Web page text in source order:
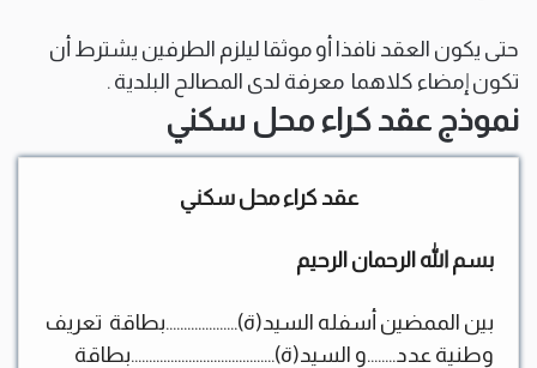
حتى يكون العقد نافذا أو موثقا ليلزم الطرفين يشترط أن
تكون إمضاء كلاهما معرفة لدى المصالح البلدية .
نموذج عقد كراء محل سكني
عقد كراء محل سكني
بسم الله الرحمان الرحيم
بين الممضين أسفله السيد(ة)………………..بطاقة تعريف
وطنية عدد……..و السيد(ة)………………………………….بطاقة